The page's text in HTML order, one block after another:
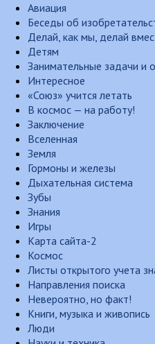
Авиация
Беседы об
Делай, как мы, делай
Детям
Занимательные задачи и
Интересное
«Союз» учится летать
В космос — на работу!
Заключение
Вселенная
Земля
Гормоны и железы
Дыхательная система
Зубы
Знания
Игры
Карта сайта-2
Космос
Листы открытого учета
Направления поиска
Невероятно, но факт!
Книги, музыка и живопись
Люди